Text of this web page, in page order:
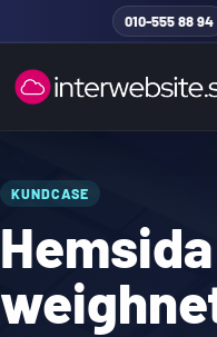
Hoppa till innehåll010-555 88 94
Sök på hela sidan
Sök efter:
KUNDCASE